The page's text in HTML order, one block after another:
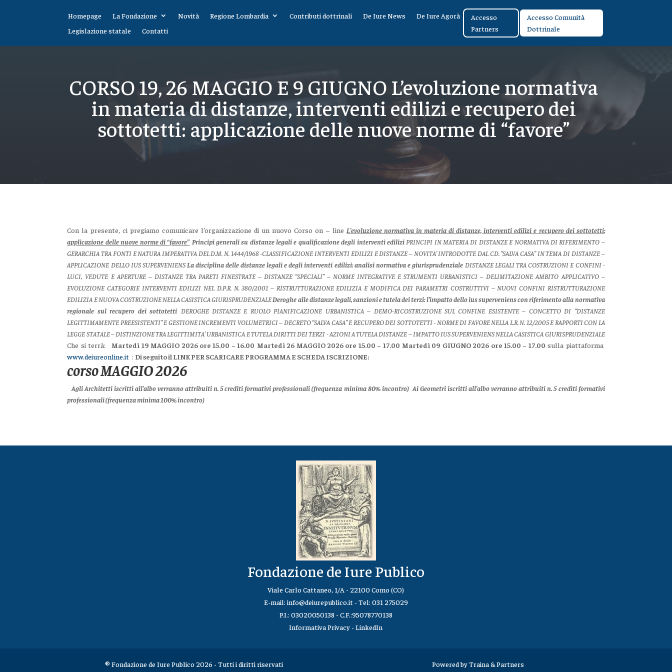
Homepage La Fondazione Novità Regione Lombardia Contributi dottrinali De Iure News
De Iure Agorà
Legislazione statale
Contatti
Accesso
Partners
Accesso Comunità
Dottrinale
CORSO 19, 26 MAGGIO E 9 GIUGNO L’evoluzione normativa
in materia di distanze, interventi edilizi e recupero dei
sottotetti: applicazione delle nuove norme di “favore”
Con la presente, ci pregiamo comunicare l’organizzazione di un nuovo Corso on – line L’evoluzione normativa in materia di distanze, interventi edilizi e recupero dei sottotetti:
applicazione delle nuove norme di “favore” Principi generali su distanze legali e qualificazione degli interventi edilizi PRINCIPI IN MATERIA DI DISTANZE E NORMATIVA DI RIFERIMENTO –
GERARCHIA TRA FONTI E NATURA IMPERATIVA DEL D.M. N. 1444/1968 -CLASSIFICAZIONE INTERVENTI EDILIZI E DISTANZE – NOVITA’ INTRODOTTE DAL CD. “SALVA CASA” IN TEMA DI DISTANZE –
APPLICAZIONE DELLO IUS SUPERVENIENS La disciplina delle distanze legali e degli interventi edilizi: analisi normativa e giurisprudenziale DISTANZE LEGALI TRA COSTRUZIONI E CONFINI -
LUCI, VEDUTE E APERTURE – DISTANZE TRA PARETI FINESTRATE – DISTANZE “SPECIALI” – NORME INTEGRATIVE E STRUMENTI URBANISTICI – DELIMITAZIONE AMBITO APPLICATIVO –
EVOLUZIONE CATEGORIE INTERVENTI EDILIZI NEL D.P.R. N. 380/2001 – RISTRUTTURAZIONE EDILIZIA E MODIFICA DEI PARAMETRI COSTRUTTIVI – NUOVI CONFINI RISTRUTTURAZIONE
EDILIZIA E NUOVA COSTRUZIONE NELLA CASISTICA GIURISPRUDENZIALEDeroghe alle distanze legali, sanzioni e tutela dei terzi: l’impatto dello ius superveniens con riferimento alla normativa
regionale sul recupero dei sottotetti DEROGHE DISTANZE E RUOLO PIANIFICAZIONE URBANISTICA – DEMO-RICOSTRUZIONE SUL CONFINE ESISTENTE – CONCETTO DI “DISTANZE
LEGITTIMAMENTE PREESISTENTI” E GESTIONE INCREMENTI VOLUMETRICI – DECRETO “SALVA CASA” E RECUPERO DEI SOTTOTETTI - NORME DI FAVORE NELLA L.R. N. 12/2005 E RAPPORTI CON LA
LEGGE STATALE – DISTINZIONE TRA LEGITTIMITA’ URBANISTICA E TUTELA DIRITTI DEI TERZI - AZIONI A TUTELA DISTANZE – IMPATTO IUS SUPERVENIENS NELLA CASISTICA GIURISPRUDENZIALE
Che si terrà:
Martedì 19 MAGGIO 2026 ore 15.00 – 16.00 Martedì 26 MAGGIO 2026 ore 15.00 – 17.00 Martedì 09 GIUGNO 2026 ore 15.00 – 17.00 sulla piattaforma
www.deiureonline.it : Di seguito il LINK PER SCARICARE PROGRAMMA E SCHEDA ISCRIZIONE:
corso MAGGIO 2026
Agli Architetti iscritti all’albo verranno attribuiti n. 5 crediti formativi professionali (frequenza minima 80% incontro) Ai Geometri iscritti all’albo verranno attribuiti n. 5 crediti formativi
professionali(frequenza minima 100% incontro)
Fondazione de Iure Publico
Viale Carlo Cattaneo, 1/A - 22100 Como (CO)
E-mail: info@deiurepublico.it - Tel: 031 275029
P.I.: 03020050138 - C.F.:95078770138
Informativa Privacy -LinkedIn
® Fondazione de Iure Publico 2026 - Tutti i diritti riservati Powered byTraina & Partners